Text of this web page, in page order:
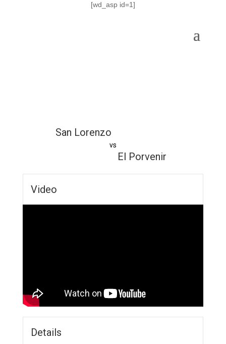
[wd_asp id=1]
San Lorenzo
vs
El Porvenir
Video
Details